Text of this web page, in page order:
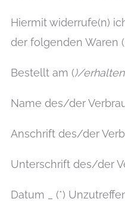
Hiermit widerrufe(n)
der folgenden Waren (
Bestellt am ()/
Name des/der
Anschrift des/der
Unterschrift des/der
Datum _ (*)